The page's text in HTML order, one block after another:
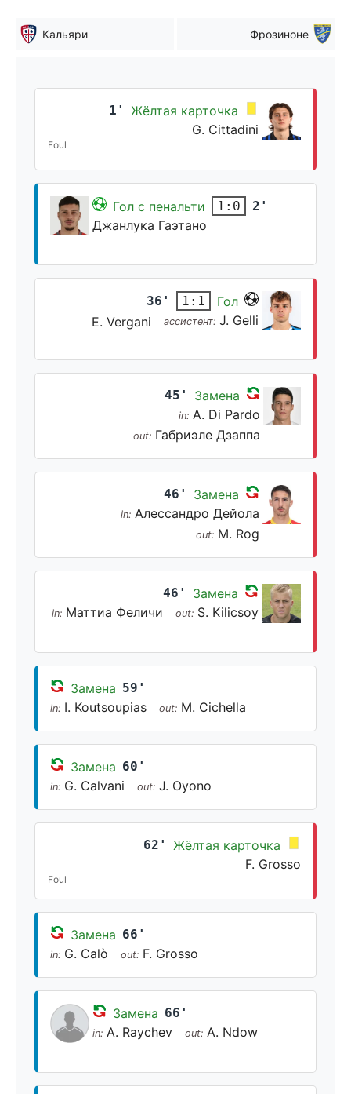
Кальяри Фрозиноне
1'
Жёлтая карточка
G. Cittadini
Foul
Гол с пенальти 1:0 2'
Джанлука Гаэтано
36' 1:1
Гол
E. Vergani
ассистент: J. Gelli
45' Замена
in: A. Di Pardo
out: Габриэле Дзаппа
46' Замена
in: Алессандро Дейола
out: M. Rog
46' Замена
in: Маттиа Феличи out: S. Kilicsoy
Замена 59'
in: I. Koutsoupias out: M. Cichella
Замена 60'
in: G. Calvani out: J. Oyono
62'
Жёлтая карточка
F. Grosso
Foul
Замена 66'
in: G. Calò out: F. Grosso
Замена 66'
in: A. Raychev out: A. Ndow